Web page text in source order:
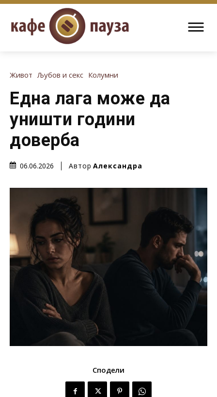
Живот Љубов и секс Колумни
Една лага може да
уништи години
доверба
06.06.2026 Автор Александра
Сподели